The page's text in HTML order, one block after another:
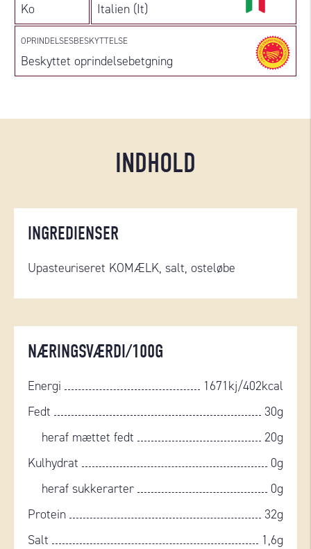
Ko Italien (It)
OPRINDELSESBESKYTTELSE
Beskyttet oprindelsebetgning
INDHOLD
INGREDIENSER
Upasteuriseret KOMÆLK, salt, osteløbe
NÆRINGSVÆRDI/100G
Energi
1671kj/402kcal
Fedt
30g
heraf mættet fedt
20g
Kulhydrat
0g
heraf sukkerarter
0g
Protein
32g
Salt
1,6g